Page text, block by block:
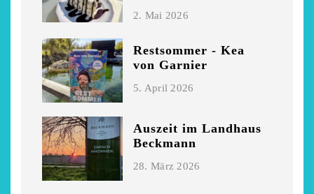
2. Mai 2026
Restsommer - Kea
von Garnier
5. April 2026
Auszeit im Landhaus
Beckmann
28. März 2026